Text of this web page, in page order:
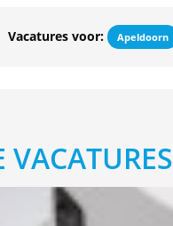
Vacatures voor: Apeldoorn
VACATURES